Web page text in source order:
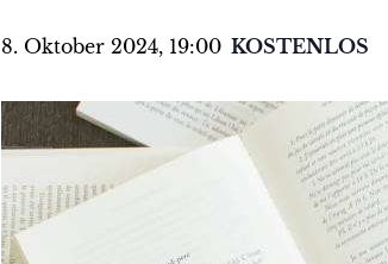
8. Oktober 2024, 19:00 KOSTENLOS